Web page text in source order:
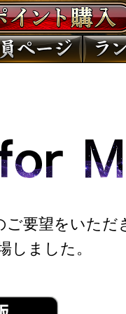
ご要望をいただ
しました。